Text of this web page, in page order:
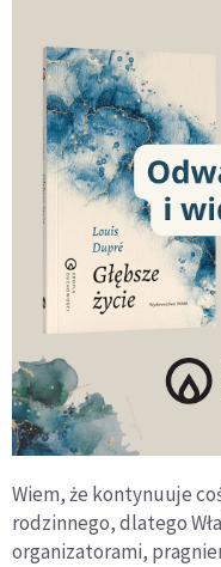
Wiem, że kontynuuje
rodzinnego, dlatego
organizatorami,